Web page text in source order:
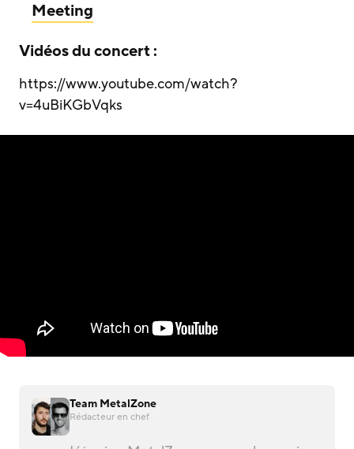
Meeting
Vidéos du concert :
https://www.youtube.com/watch?
v=4uBiKGbVqks
Team MetalZone
Rédacteur en chef